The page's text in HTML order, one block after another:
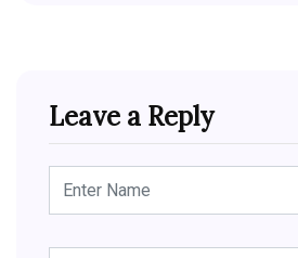
Leave a Reply